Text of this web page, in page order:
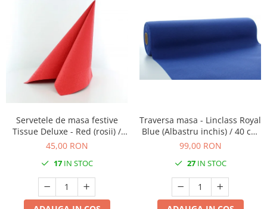
Servetele de masa festive
Tissue Deluxe - Red (rosii) /
40x40 cm / 50 buc
45,00 RON
17IN STOC
Traversa masa - Linclass Royal
Blue (Albastru inchis) / 40 cm
x 24 m / 1 rola
99,00 RON
27IN STOC